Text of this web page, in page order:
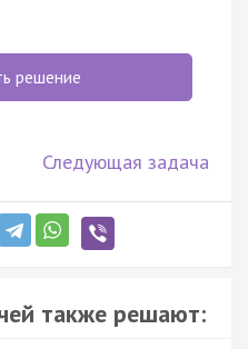
решение
Следующая задача
также решают: